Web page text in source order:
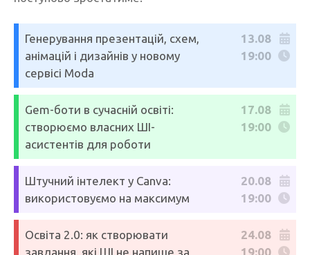
Генерування презентацій, схем,
анімацій і дизайнів у новому
сервісі Moda
13.08
19:00
Gem-боти в сучасній освіті:
створюємо власних ШІ-
асистентів для роботи
17.08
19:00
Штучний інтелект у Canva:
використовуємо на максимум
20.08
19:00
Освіта 2.0: як створювати
завдання, які ШІ не напише за
24.08
19:00